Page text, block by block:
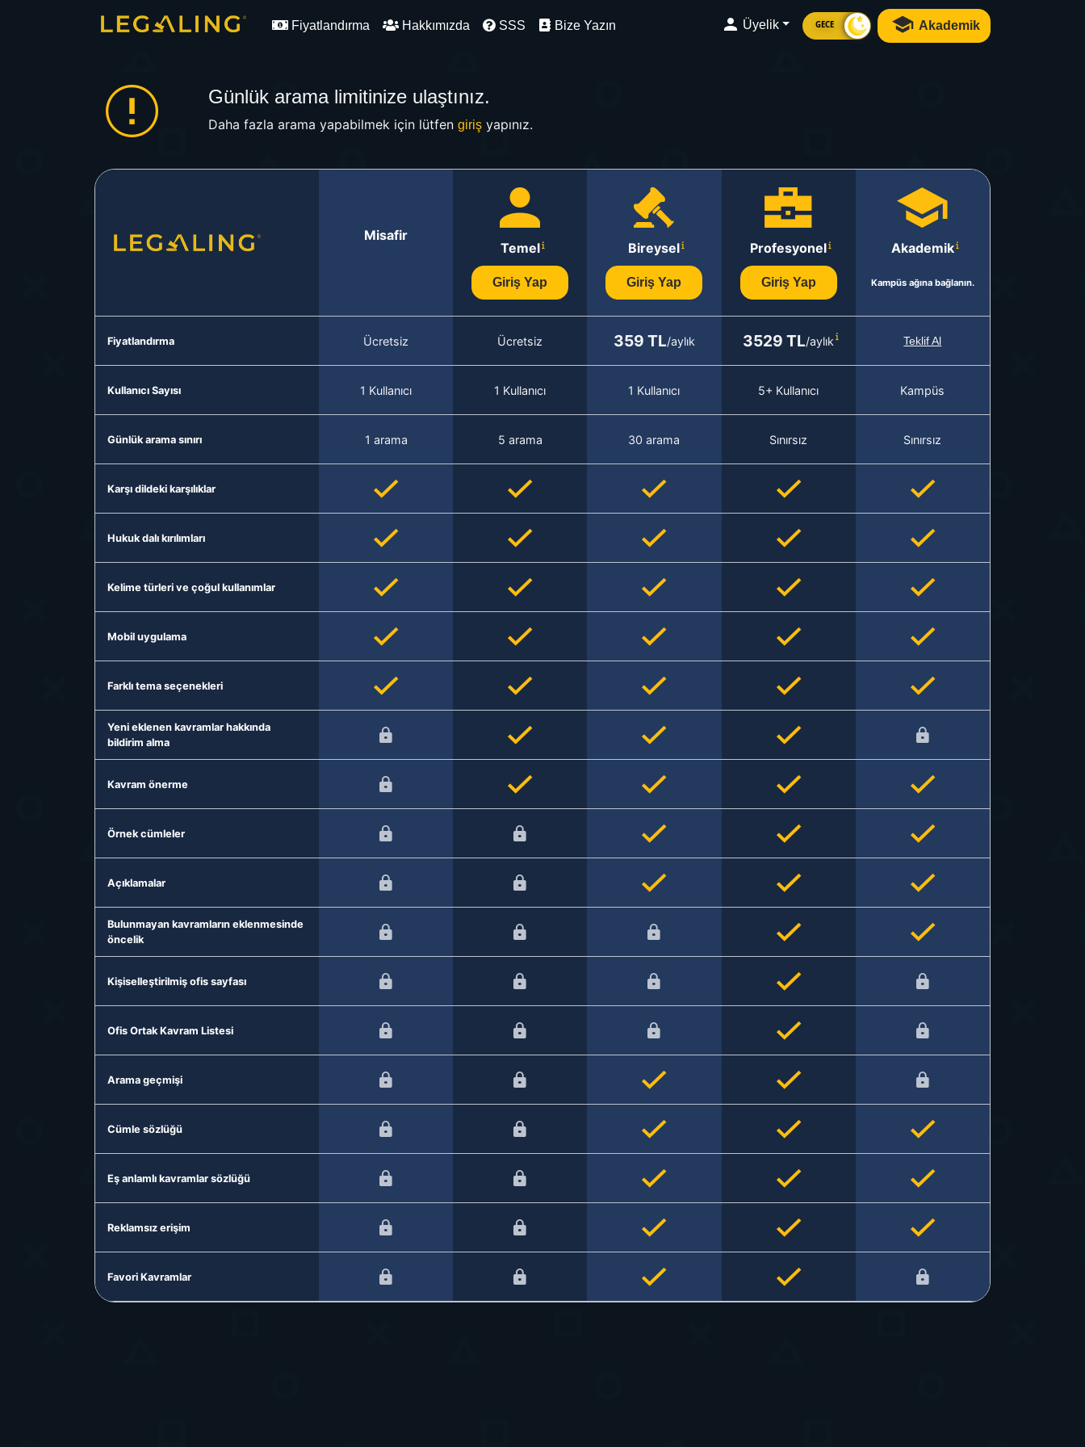
Fiyatlandırma Hakkımızda SSS Bize Yazın Üyelik GECE Akademik
Günlük arama limitinize ulaştınız.
Daha fazla arama yapabilmek için lütfen girişyapınız.
Misafir
Temel
Giriş Yap
Bireysel
Giriş Yap
Profesyonel
Giriş Yap
Akademik
Kampüs ağına bağlanın.
Fiyatlandırma Ücretsiz Ücretsiz 359 TL/aylık 3529 TL/aylık Teklif Al
Kullanıcı Sayısı 1 Kullanıcı 1 Kullanıcı 1 Kullanıcı 5+ Kullanıcı Kampüs
Günlük arama sınırı 1 arama 5 arama 30 arama Sınırsız Sınırsız
Karşı dildeki karşılıklar
Hukuk dalı kırılımları
Kelime türleri ve çoğul kullanımlar
Mobil uygulama
Farklı tema seçenekleri
Yeni eklenen kavramlar hakkında
bildirim alma
Kavram önerme
Örnek cümleler
Açıklamalar
Bulunmayan kavramların eklenmesinde
öncelik
Kişiselleştirilmiş ofis sayfası
Ofis Ortak Kavram Listesi
Arama geçmişi
Cümle sözlüğü
Eş anlamlı kavramlar sözlüğü
Reklamsız erişim
Favori Kavramlar